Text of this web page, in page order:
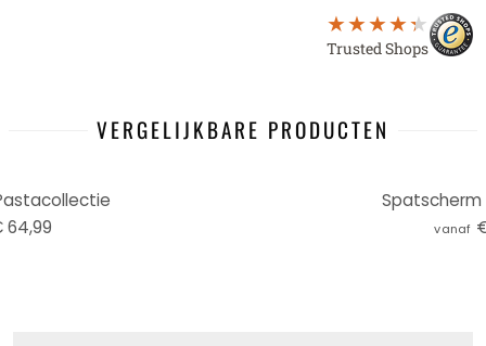
Trusted Shops
VERGELIJKBARE PRODUCTEN
64,99
Spatscherm
vanaf